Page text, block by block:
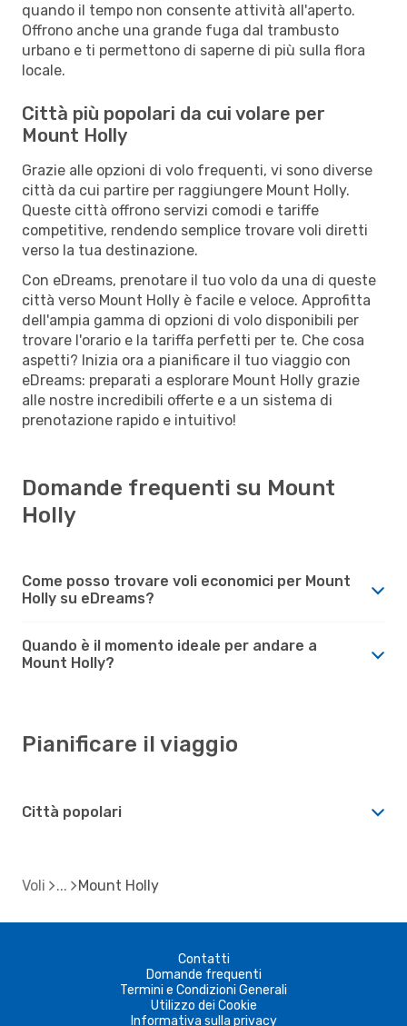
quando il tempo non consente attività all'aperto.
Offrono anche una grande fuga dal trambusto
urbano e ti permettono di saperne di più sulla flora
locale.
Città più popolari da cui volare per
Mount Holly
Grazie alle opzioni di volo frequenti, vi sono diverse
città da cui partire per raggiungere Mount Holly.
Queste città offrono servizi comodi e tariffe
competitive, rendendo semplice trovare voli diretti
verso la tua destinazione.
Con eDreams, prenotare il tuo volo da una di queste
città verso Mount Holly è facile e veloce. Approfitta
dell'ampia gamma di opzioni di volo disponibili per
trovare l'orario e la tariffa perfetti per te. Che cosa
aspetti? Inizia ora a pianificare il tuo viaggio con
eDreams: preparati a esplorare Mount Holly grazie
alle nostre incredibili offerte e a un sistema di
prenotazione rapido e intuitivo!
Domande frequenti su Mount
Holly
Come posso trovare voli economici per Mount
Holly su eDreams?
Quando è il momento ideale per andare a
Mount Holly?
Pianificare il viaggio
Città popolari
Voli Mount Holly
Contatti
Domande frequenti
Termini e Condizioni Generali
Utilizzo dei Cookie
Informativa sulla privacy